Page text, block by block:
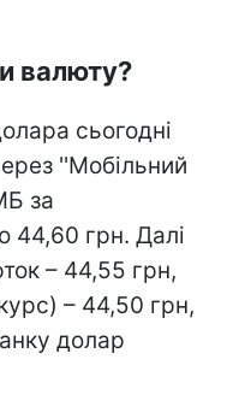
валюту?
сьогодні
''Мобільний
за
44,60 грн. Далі
– 44,55 грн,
– 44,50 грн,
долар